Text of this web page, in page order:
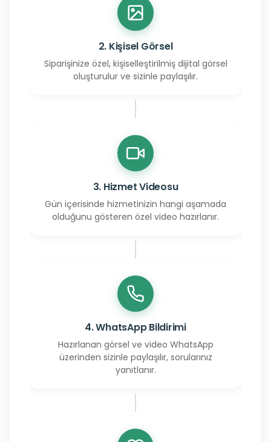
2. Kişisel Görsel
Siparişinize özel, kişiselleştirilmiş dijital görsel
oluşturulur ve sizinle paylaşılır.
3. Hizmet Videosu
Gün içerisinde hizmetinizin hangi aşamada
olduğunu gösteren özel video hazırlanır.
4. WhatsApp Bildirimi
Hazırlanan görsel ve video WhatsApp
üzerinden sizinle paylaşılır, sorularınız
yanıtlanır.